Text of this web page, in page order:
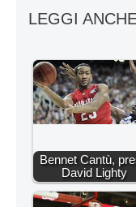
LEGGI
Bennet Cantù,
David Lighty